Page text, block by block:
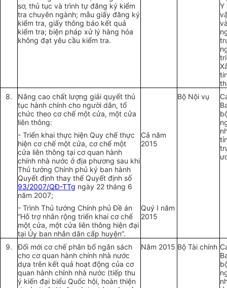
sơ, thủ tục và trình tự đăng ký kiểm
tra chuyên ngành; mẫu giấy đăng ký
kiểm tra, giấy thông báo kết quả
kiểm tra; biện pháp xử lý hàng hóa
không đạt yêu cầu kiểm tra.
Y
8.
Nâng cao chất lượng giải quyết thủ
tục hành chính cho người dân, tổ
chức theo cơ chế một cửa, một cửa
liên thông:
Bộ Nội vụ
- Triển khai thực hiện Quy chế thực
hiện cơ chế một cửa, cơ chế một
cửa liên thông tại cơ quan hành
chính nhà nước ở địa phương sau khi
Thủ tướng Chính phủ ký ban hành
Quyết định thay thế Quyết định số
93/2007/QĐ-TTg ngày 22 tháng 6
năm 2007;
Cả năm
2015
- Trình Thủ tướng Chính phủ Đề án
“Hỗ trợ nhân rộng triển khai cơ chế
một cửa, một cửa liên thông hiện đại
tại Ủy ban nhân dân cấp huyện”.
Quý I năm
2015
9.
Đổi mới cơ chế phân bổ ngân sách
cho cơ quan hành chính nhà nước
dựa trên kết quả hoạt động của cơ
quan hành chính nhà nước (tiếp thu
ý kiến đại biểu Quốc hội, hoàn thiện
Năm 2015 Bộ Tài chính